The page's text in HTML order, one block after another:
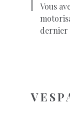
Vous
dernier